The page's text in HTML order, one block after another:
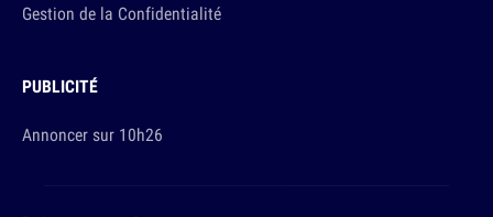
Gestion de la Confidentialité
PUBLICITÉ
Annoncer sur 10h26